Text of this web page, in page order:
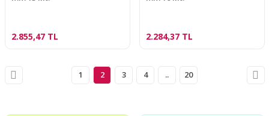
2.855,47 TL 2.284,37 TL
1 2 3 4 .. 20